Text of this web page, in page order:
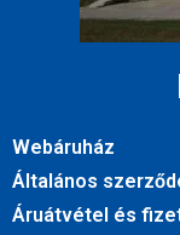
Webáruház
Általános
Áruátvétel és